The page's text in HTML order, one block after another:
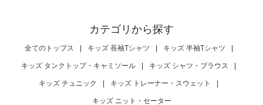
カテゴリから探す
全てのトップス キッズ 長袖Tシャツ キッズ 半袖Tシャツ
キッズ タンクトップ・キャミソール キッズ シャツ・ブラウス
キッズ チュニック キッズ トレーナー・スウェット
キッズ ニット・セーター